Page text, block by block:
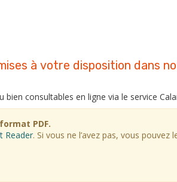
à votre disposition dans
consultables en ligne via le service
PDF.
Reader. Si vous ne l’avez pas, vous pouvez